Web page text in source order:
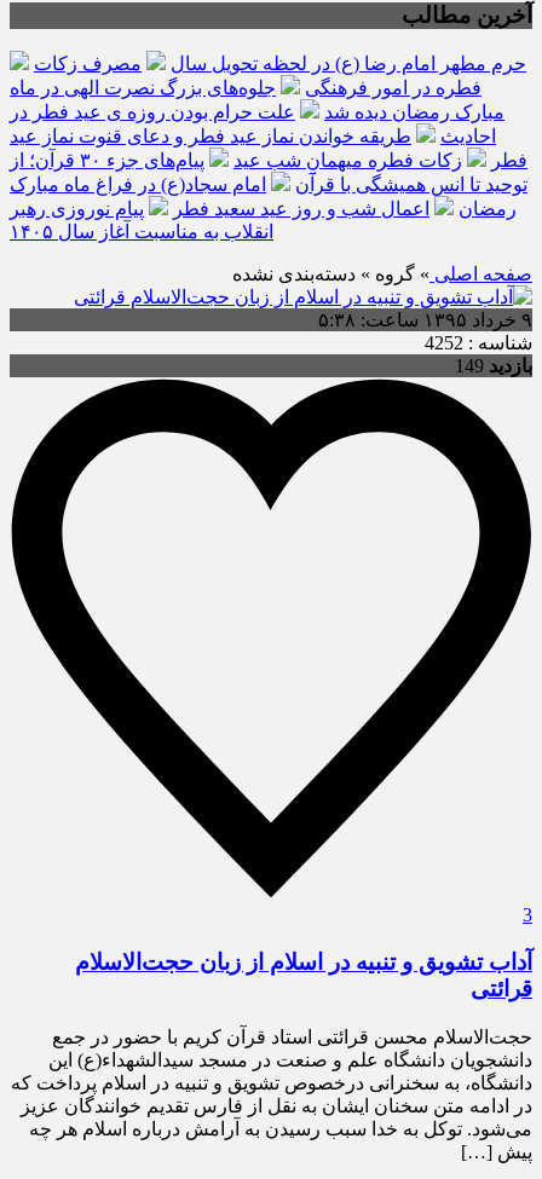
آخرین مطالب
حرم مطهر امام رضا (ع) در لحظه تحویل سال
مصرف زکات
فطره در امور فرهنگی
جلوه‌های بزرگ نصرت الهی در ماه
مبارک رمضان دیده شد
علت حرام بودن روزه ی عید فطر در
احادیث
طریقه خواندن نماز عید فطر و دعای قنوت نماز عید
فطر
زکات فطره میهمانِ شب عید
پیام‌های جزء ۳۰ قرآن؛ از
توحید تا انس همیشگی با قرآن
امام سجاد(ع) در فراغ ماه مبارک
رمضان
اعمال شب و روز عید سعید فطر
پیام نوروزی رهبر
انقلاب به مناسبت آغاز سال ۱۴۰۵
صفحه اصلی » گروه » دسته‌بندی نشده
۹ خرداد ۱۳۹۵ ساعت: ۵:۳۸
شناسه : 4252
بازدید 149
3
​آداب تشویق و تنبیه در اسلام از زبان حجت‌الاسلام
قرائتی
حجت‌الاسلام محسن قرائتی استاد قرآن کریم با حضور در جمع
دانشجویان دانشگاه علم و صنعت در مسجد سید‌الشهداء(ع) این
دانشگاه، به سخنرانی درخصوص تشویق و تنبیه در اسلام پرداخت که
در ادامه متن سخنان ایشان به نقل از فارس تقدیم خوانندگان عزیز
می‌شود. توکل به خدا سبب رسیدن به آرامش درباره‌ اسلام هر چه
پیش […]